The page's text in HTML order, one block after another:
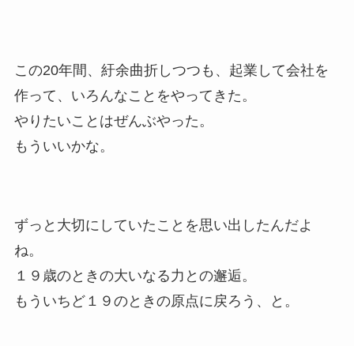
この20年間、紆余曲折しつつも、起業して会社を
作って、いろんなことをやってきた。
やりたいことはぜんぶやった。
もういいかな。
ずっと大切にしていたことを思い出したんだよ
ね。
１９歳のときの大いなる力との邂逅。
もういちど１９のときの原点に戻ろう、と。